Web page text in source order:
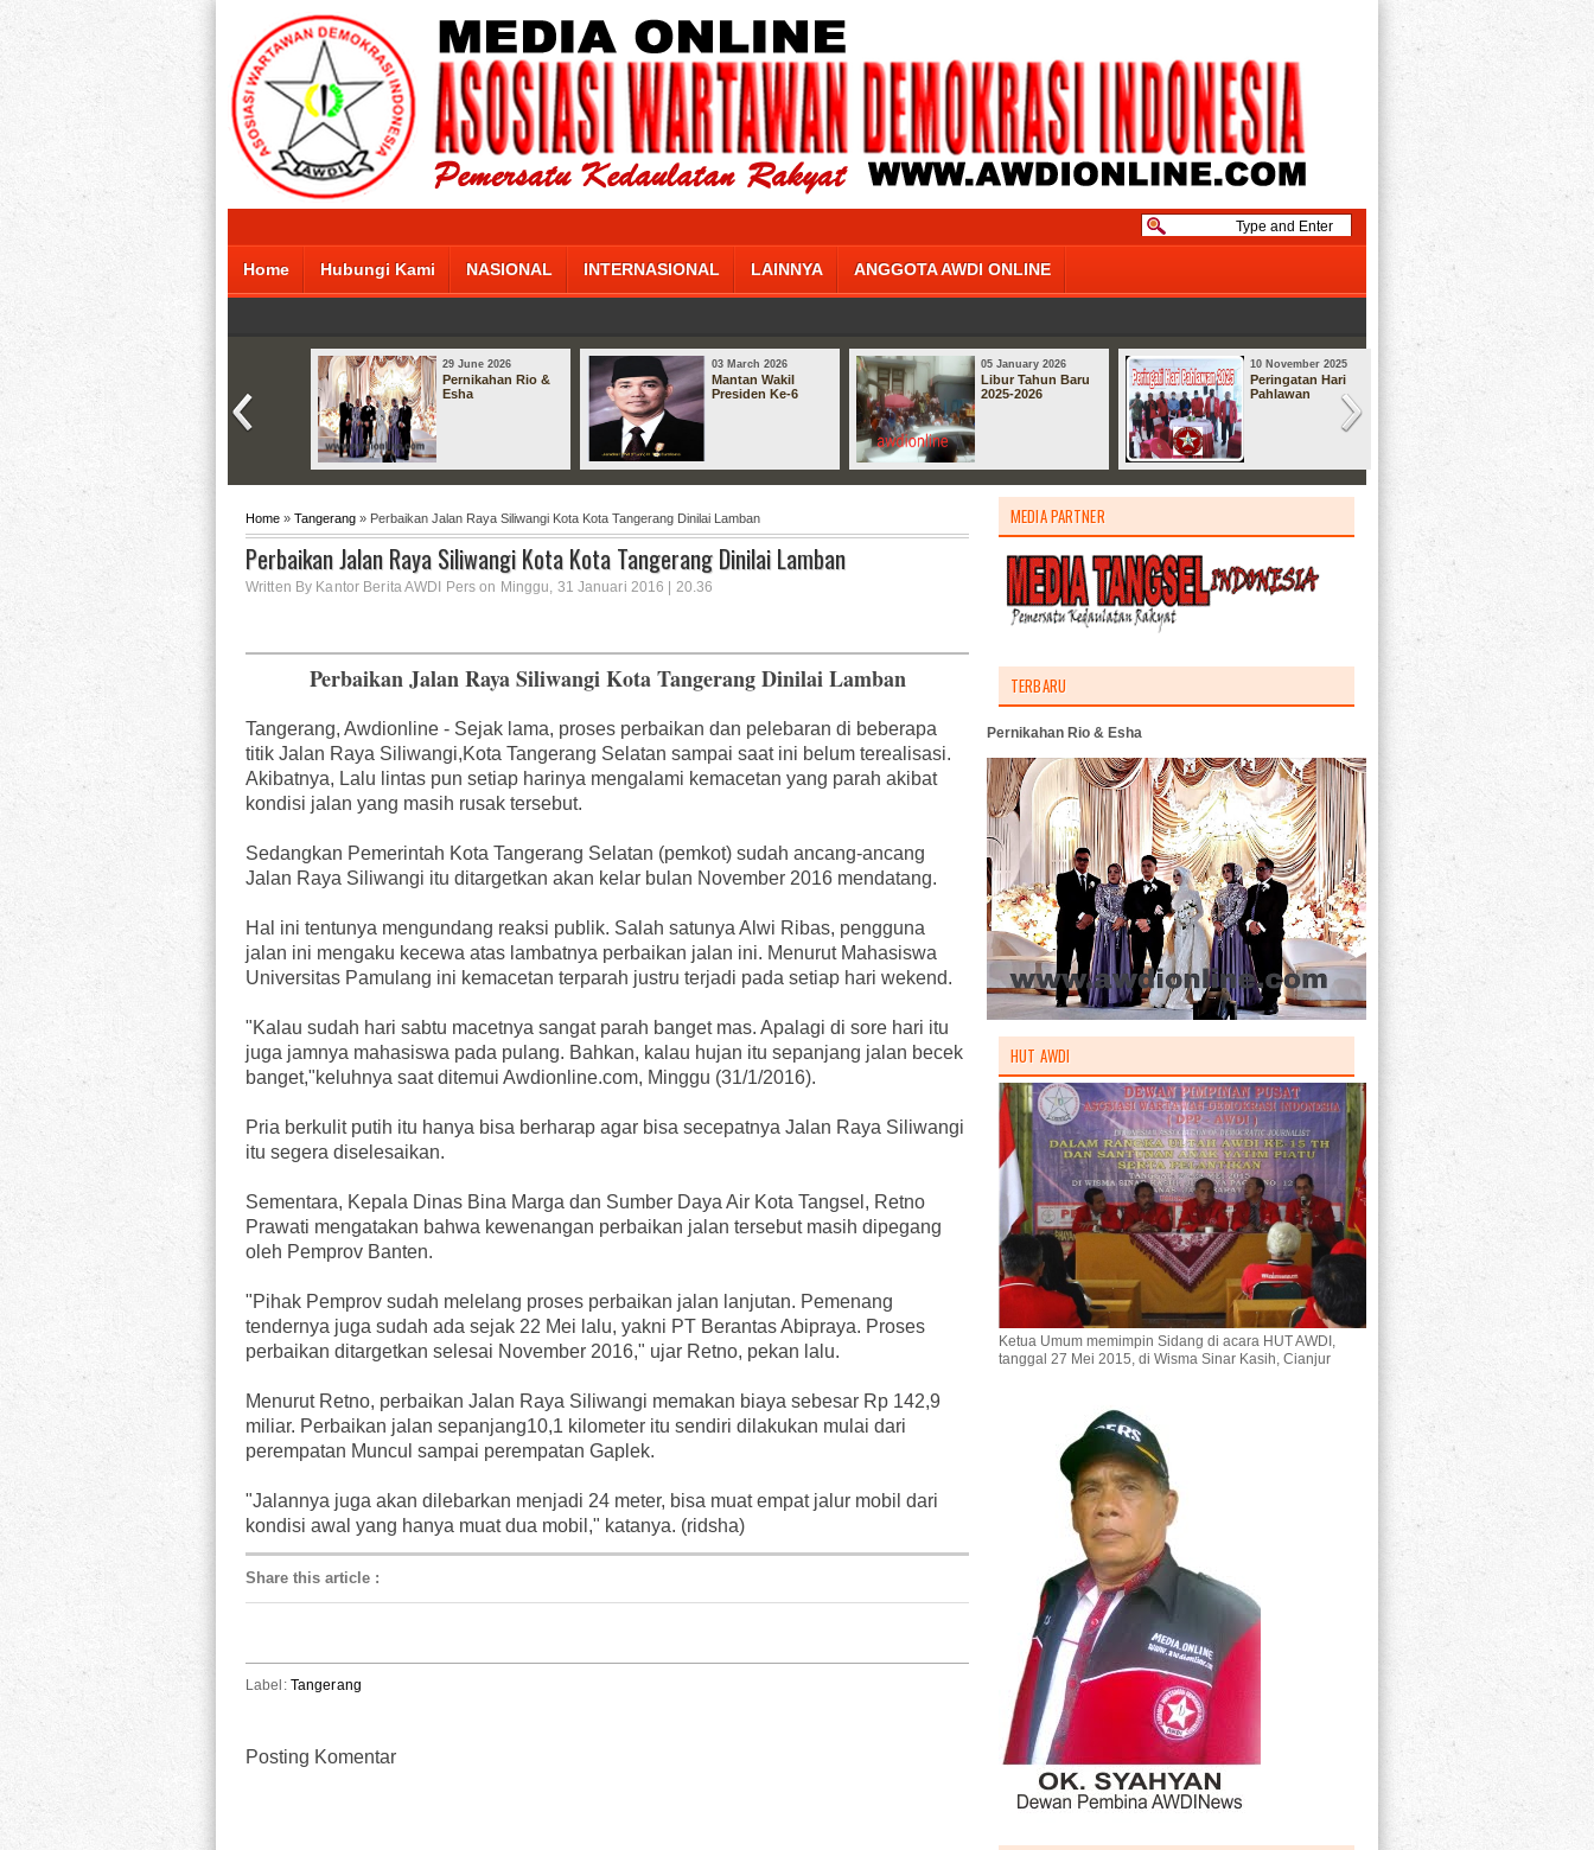
Home Hubungi Kami NASIONAL INTERNASIONAL LAINNYA ANGGOTA AWDI ONLINE
29 June 2026
Pernikahan Rio &
Esha
03 March 2026
Mantan Wakil
Presiden Ke-6
05 January 2026
Libur Tahun Baru
2025-2026
10 November 2025
Peringatan Hari
Pahlawan
Home » Tangerang » Perbaikan Jalan Raya Siliwangi Kota Kota Tangerang Dinilai Lamban
Perbaikan Jalan Raya Siliwangi Kota Kota Tangerang Dinilai Lamban
Written By Kantor Berita AWDI Pers on Minggu, 31 Januari 2016 | 20.36
Perbaikan Jalan Raya Siliwangi Kota Tangerang Dinilai Lamban
Tangerang, Awdionline - Sejak lama, proses perbaikan dan pelebaran di beberapa
titik Jalan Raya Siliwangi,Kota Tangerang Selatan sampai saat ini belum terealisasi.
Akibatnya, Lalu lintas pun setiap harinya mengalami kemacetan yang parah akibat
kondisi jalan yang masih rusak tersebut.
Sedangkan Pemerintah Kota Tangerang Selatan (pemkot) sudah ancang-ancang
Jalan Raya Siliwangi itu ditargetkan akan kelar bulan November 2016 mendatang.
Hal ini tentunya mengundang reaksi publik. Salah satunya Alwi Ribas, pengguna
jalan ini mengaku kecewa atas lambatnya perbaikan jalan ini. Menurut Mahasiswa
Universitas Pamulang ini kemacetan terparah justru terjadi pada setiap hari wekend.
"Kalau sudah hari sabtu macetnya sangat parah banget mas. Apalagi di sore hari itu
juga jamnya mahasiswa pada pulang. Bahkan, kalau hujan itu sepanjang jalan becek
banget,"keluhnya saat ditemui Awdionline.com, Minggu (31/1/2016).
Pria berkulit putih itu hanya bisa berharap agar bisa secepatnya Jalan Raya Siliwangi
itu segera diselesaikan.
Sementara, Kepala Dinas Bina Marga dan Sumber Daya Air Kota Tangsel, Retno
Prawati mengatakan bahwa kewenangan perbaikan jalan tersebut masih dipegang
oleh Pemprov Banten.
"Pihak Pemprov sudah melelang proses perbaikan jalan lanjutan. Pemenang
tendernya juga sudah ada sejak 22 Mei lalu, yakni PT Berantas Abipraya. Proses
perbaikan ditargetkan selesai November 2016," ujar Retno, pekan lalu.
Menurut Retno, perbaikan Jalan Raya Siliwangi memakan biaya sebesar Rp 142,9
miliar. Perbaikan jalan sepanjang10,1 kilometer itu sendiri dilakukan mulai dari
perempatan Muncul sampai perempatan Gaplek.
"Jalannya juga akan dilebarkan menjadi 24 meter, bisa muat empat jalur mobil dari
kondisi awal yang hanya muat dua mobil," katanya. (ridsha)
Share this article :
Label: Tangerang
Posting Komentar
MEDIA PARTNER
TERBARU
Pernikahan Rio & Esha
HUT AWDI
Ketua Umum memimpin Sidang di acara HUT AWDI,
tanggal 27 Mei 2015, di Wisma Sinar Kasih, Cianjur